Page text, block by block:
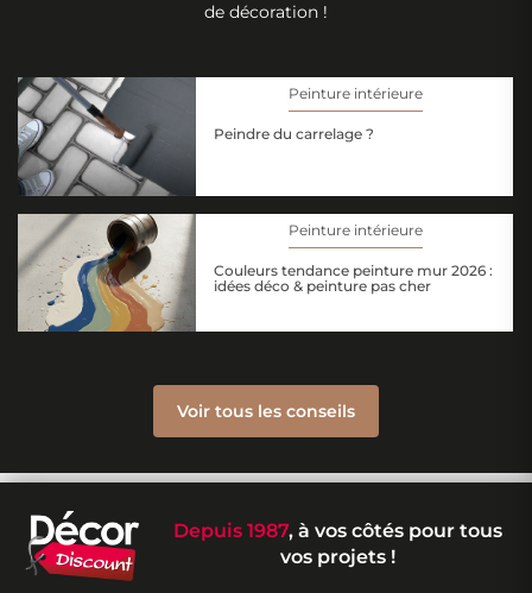
de décoration !
Peinture intérieure
Peindre du carrelage ?
Peinture intérieure
Couleurs tendance peinture mur 2026 :
idées déco & peinture pas cher
Voir tous les conseils
Depuis 1987, à vos côtés pour tous
vos projets !